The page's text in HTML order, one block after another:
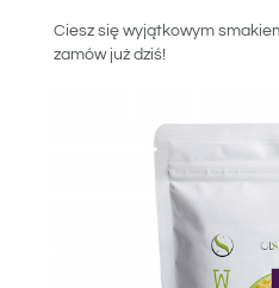
Ciesz się wyjątkowym
zamów już dziś!